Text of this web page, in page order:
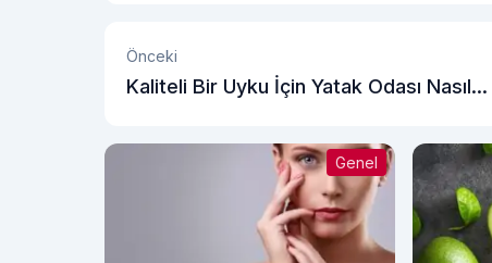
Önceki
Kaliteli Bir Uyku İçin Yatak Odası Nasıl
Genel